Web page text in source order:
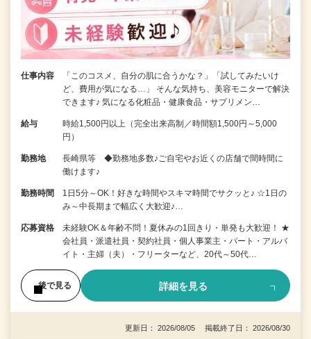
仕事内容
「このコスメ、自分の肌に合うかな？」「試してみたいけ
ど、費用が気になる…」 そんな気持ち、美容モニターで解決
できます♪ 気になる化粧品・健康食品・サプリメン…
給与
時給1,500円以上（完全出来高制／時間額1,500円～5,000
円）
勤務地
長崎県等 ◆勤務地多数♪ご自宅やお近くの店舗で間時間に
働けます♪
勤務時間
1日5分～OK！好きな時間やスキマ時間でサクッと♪ ☆1日の
み～中長期まで幅広く大歓迎♪…
応募資格
未経験OK＆年齢不問！夏休みの1回きり・単発も大歓迎！ ★
会社員・派遣社員・契約社員・個人事業主・パート・アルバ
イト・主婦（夫）・フリーターなど、20代～50代…
後で見る 詳細を見る
更新日： 2026/08/05 掲載終了日： 2026/08/30